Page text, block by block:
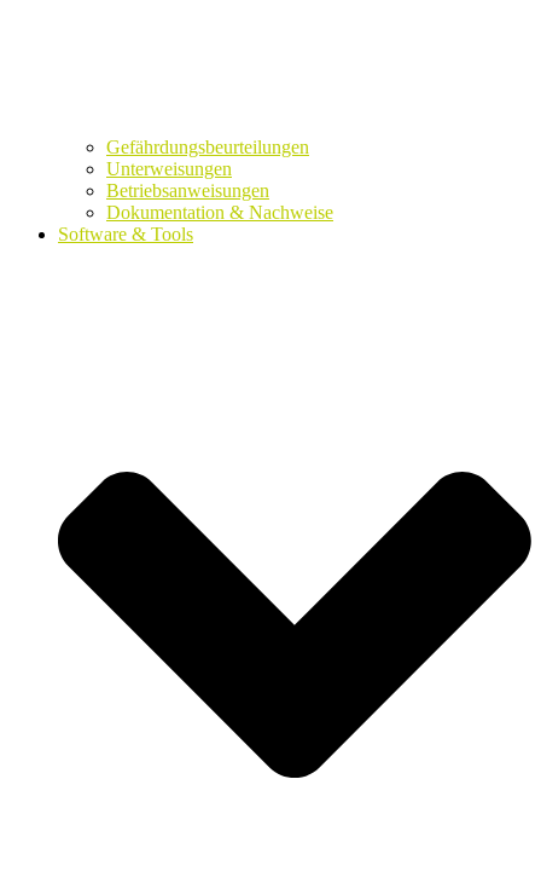
Gefährdungsbeurteilungen
Unterweisungen
Betriebsanweisungen
Dokumentation & Nachweise
Software & Tools